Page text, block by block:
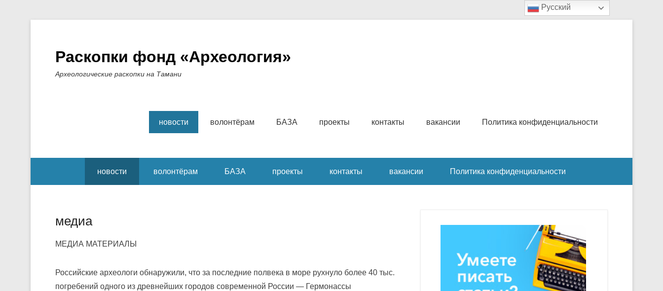
Раскопки фонд «Археология»
Археологические раскопки на Тамани
Перейти к содержимому
новости волонтёрам БАЗА проекты контакты вакансии Политика конфиденциальности
новости
волонтёрам БАЗА проекты контакты вакансии Политика конфиденциальности
медиа
МЕДИА МАТЕРИАЛЫ
Российские археологи обнаружили, что за последние полвека в море рухнуло более 40 тыс.
погребений одного из древнейших городов современной России — Гермонассы
Русский